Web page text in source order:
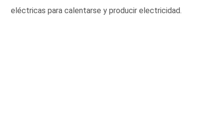
eléctricas para calentarse y producir electricidad.